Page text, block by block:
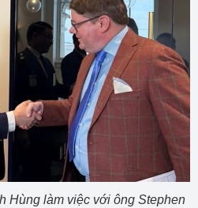
Hùng làm việc với ông Stephen